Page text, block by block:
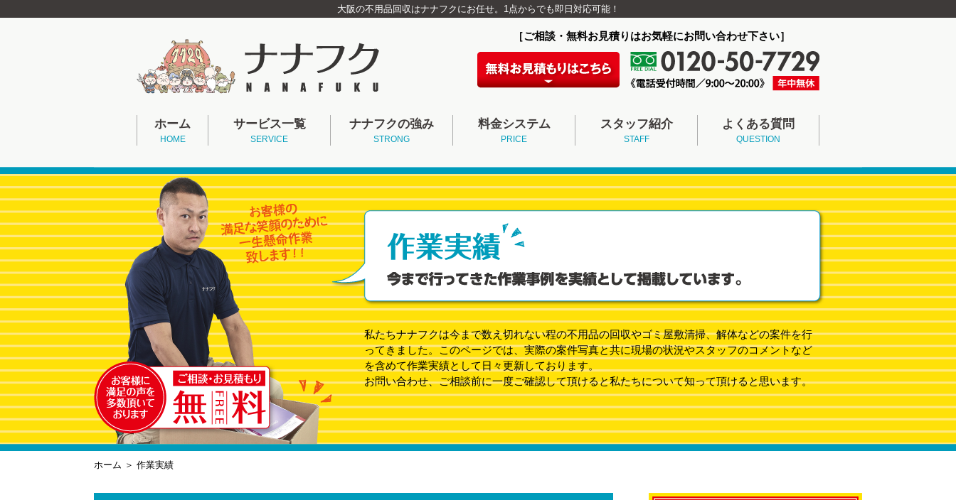
大阪の不用品回収はナナフクにお任せ。1点からでも即日対応可能！
［ご相談・無料お見積りはお気軽にお問い合わせ下さい］
ホーム
HOME
サービス一覧
SERVICE
ナナフクの強み
STRONG
料金システム
PRICE
スタッフ紹介
STAFF
よくある質問
QUESTION
私たちナナフクは今まで数え切れない程の不用品の回収やゴミ屋敷清掃、解体などの案件を行
ってきました。このページでは、実際の案件写真と共に現場の状況やスタッフのコメントなど
を含めて作業実績として日々更新しております。
お問い合わせ、ご相談前に一度ご確認して頂けると私たちについて知って頂けると思います。
ホーム ＞ 作業実績